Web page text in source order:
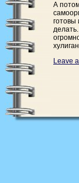
А
готовы
Leave